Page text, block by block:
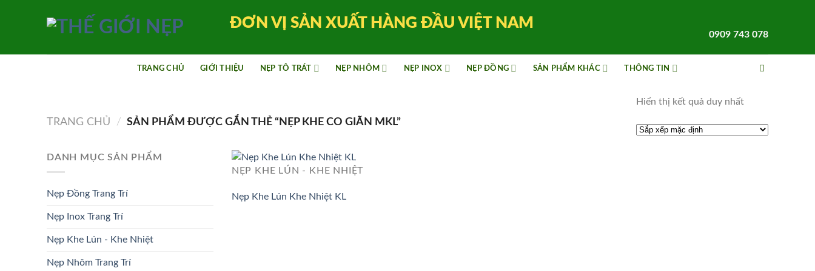
ĐƠN VỊ SẢN XUẤT HÀNG ĐẦU VIỆT NAM
0909 743 078
TRANG CHỦ GIỚI THIỆU NẸP TÔ TRÁT NẸP NHÔM NẸP INOX NẸP ĐỒNG SẢN PHẨM KHÁC THÔNG TIN
TRANG CHỦ / SẢN PHẨM ĐƯỢC GẮN THẺ “NẸP KHE CO GIÃN MKL”
Hiển thị kết quả duy nhất
DANH MỤC SẢN PHẨM
Nẹp Đồng Trang Trí
Nẹp Inox Trang Trí
Nẹp Khe Lún - Khe Nhiệt
Nẹp Nhôm Trang Trí
NẸP KHE LÚN - KHE NHIỆT
Nẹp Khe Lún Khe Nhiệt KL